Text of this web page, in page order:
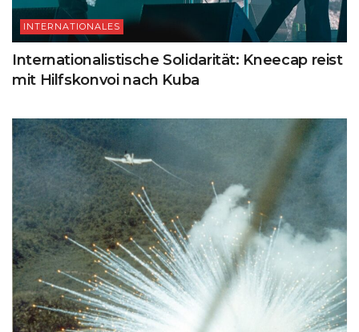
INTERNATIONALES
Internationalistische Solidarität: Kneecap reist
mit Hilfskonvoi nach Kuba